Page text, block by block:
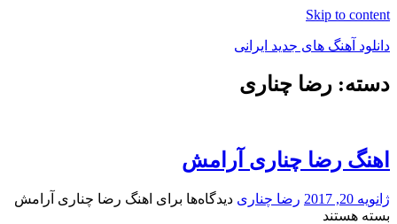
Skip to content
دانلود آهنگ های جدید ایرانی
دانلود
دسته: رضا چناری
اهنگ رضا چناری آرامش
ژانویه 20, 2017 رضا چناری دیدگاه‌ها برای اهنگ رضا چناری آرامش
بسته هستند